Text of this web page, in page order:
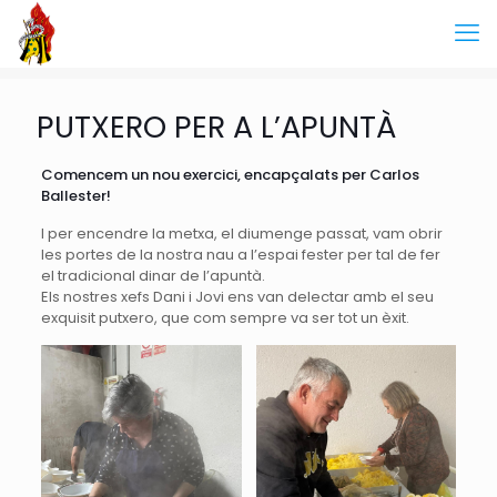
PUTXERO PER A L’APUNTÀ
Comencem un nou exercici, encapçalats per Carlos
Ballester!
I per encendre la metxa, el diumenge passat, vam obrir
les portes de la nostra nau a l’espai fester per tal de fer
el tradicional dinar de l’apuntà.
Els nostres xefs Dani i Jovi ens van delectar amb el seu
exquisit putxero, que com sempre va ser tot un èxit.